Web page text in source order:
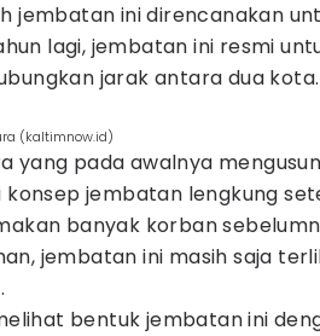
jembatan ini direncanakan
lagi, jembatan ini resmi
jarak antara dua kota.
(kaltimnow.id)
yang pada awalnya
jembatan lengkung
banyak korban
jembatan ini masih saja
bentuk jembatan ini